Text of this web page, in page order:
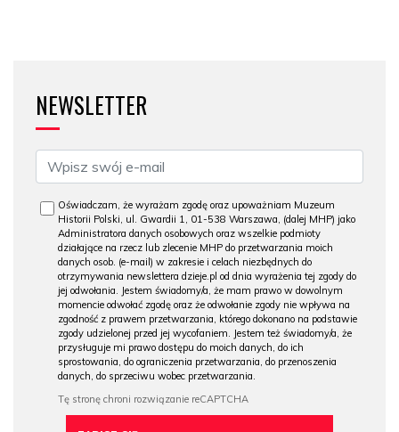
NEWSLETTER
Oświadczam, że wyrażam zgodę oraz upoważniam Muzeum
Historii Polski, ul. Gwardii 1, 01-538 Warszawa, (dalej MHP) jako
Administratora danych osobowych oraz wszelkie podmioty
działające na rzecz lub zlecenie MHP do przetwarzania moich
danych osob. (e-mail) w zakresie i celach niezbędnych do
otrzymywania newslettera dzieje.pl od dnia wyrażenia tej zgody do
jej odwołania. Jestem świadomy/a, że mam prawo w dowolnym
momencie odwołać zgodę oraz że odwołanie zgody nie wpływa na
zgodność z prawem przetwarzania, którego dokonano na podstawie
zgody udzielonej przed jej wycofaniem. Jestem też świadomy/a, że
przysługuje mi prawo dostępu do moich danych, do ich
sprostowania, do ograniczenia przetwarzania, do przenoszenia
danych, do sprzeciwu wobec przetwarzania.